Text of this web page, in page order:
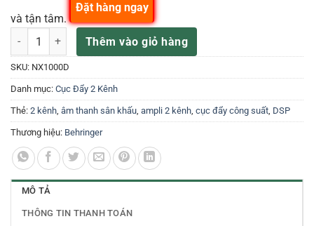
và tận tâm.
Behringer NX1000D Amply Công Suất 2 x 500w / 2 ohm DSP số lượng
Thêm vào giỏ hàng
Đặt hàng ngay
SKU: NX1000D
Danh mục: Cục Đẩy 2 Kênh
Thẻ: 2 kênh, âm thanh sân khấu, ampli 2 kênh, cục đẩy công suất, DSP
Thương hiệu: Behringer
MÔ TẢ
THÔNG TIN THANH TOÁN